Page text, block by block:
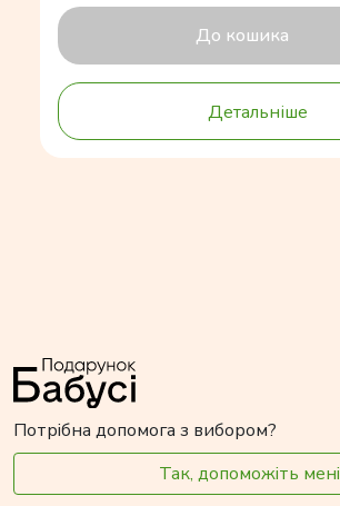
До кошика
Детальніше
Потрібна допомога з вибором?
Так, допоможіть мені